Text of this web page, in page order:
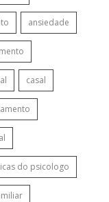
ansiedade
casal
do psicologo